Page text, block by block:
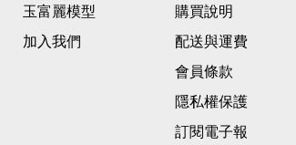
玉富麗模型
加入我們
購買說明
配送與運費
會員條款
隱私權保護
訂閱電子報